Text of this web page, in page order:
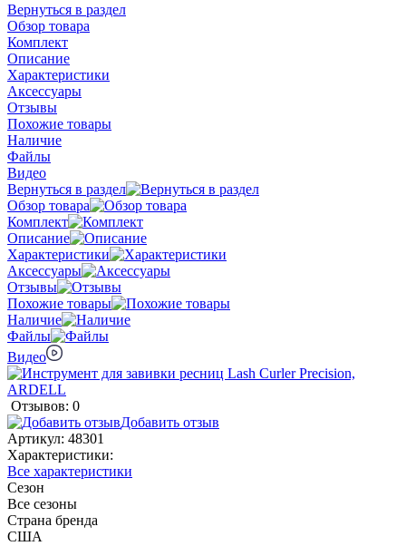
Вернуться в раздел
Обзор товара
Комплект
Описание
Характеристики
Аксессуары
Отзывы
Похожие товары
Наличие
Файлы
Видео
Вернуться в раздел
Обзор товара
Комплект
Описание
Характеристики
Аксессуары
Отзывы
Похожие товары
Наличие
Файлы
Видео
Отзывов: 0
Добавить отзыв
Артикул: 48301
Характеристики:
Все характеристики
Сезон
Все сезоны
Страна бренда
США